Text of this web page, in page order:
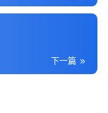
下一篇